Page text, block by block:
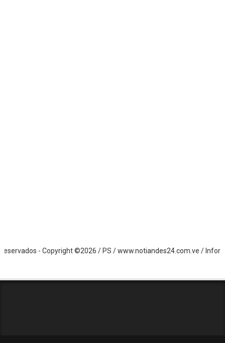
- Copyright ©2026 / PS / www.notiandes24.com.ve /